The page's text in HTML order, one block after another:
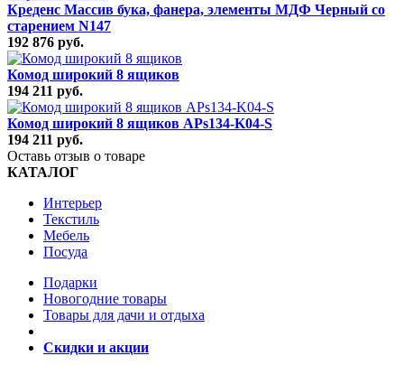
Креденс Массив бука, фанера, элементы МДФ Черный со
старением N147
192 876 руб.
Комод широкий 8 ящиков
194 211 руб.
Комод широкий 8 ящиков APs134-K04-S
194 211 руб.
Оставь отзыв о товаре
КАТАЛОГ
Интерьер
Текстиль
Мебель
Посуда
Подарки
Новогодние товары
Товары для дачи и отдыха
Скидки и акции